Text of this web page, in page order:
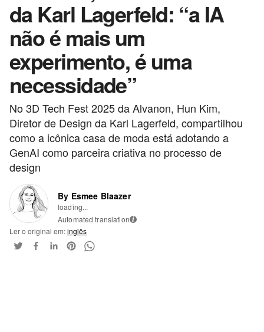
da Karl Lagerfeld: “a IA
não é mais um
experimento, é uma
necessidade”
No 3D Tech Fest 2025 da Alvanon, Hun Kim,
Diretor de Design da Karl Lagerfeld, compartilhou
como a icônica casa de moda está adotando a
GenAI como parceira criativa no processo de
design
By Esmee Blaazer
loading...
Automated translation i
Ler o original em:inglês